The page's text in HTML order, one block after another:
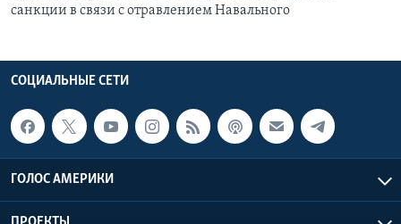
санкции в связи с отравлением Навального
СОЦИАЛЬНЫЕ СЕТИ
ГОЛОС АМЕРИКИ